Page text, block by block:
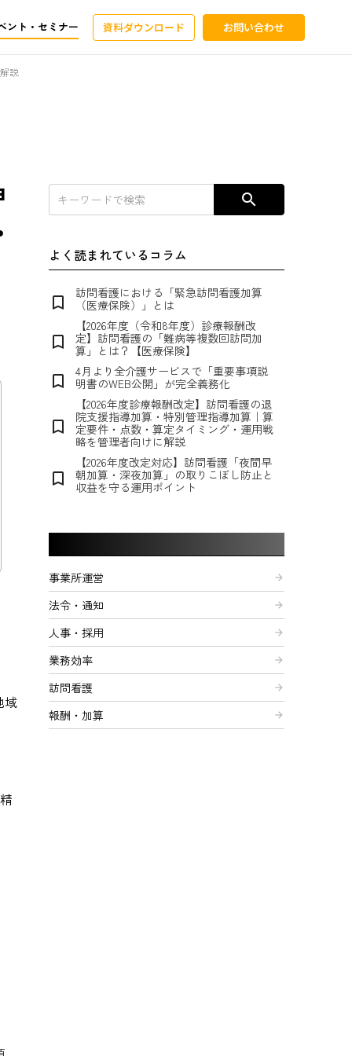
ント・セミナー 資料ダウンロード お問い合わせ
説
域
search
よく読まれているコラム
bookmark_border
訪問看護における「緊急訪問看護加算
（医療保険）」とは
bookmark_border
【2026年度（令和8年度）診療報酬改
定】訪問看護の「難病等複数回訪問加
算」とは？【医療保険】
bookmark_border
4月より全介護サービスで「重要事項説
明書のWEB公開」が完全義務化
bookmark_border
【2026年度診療報酬改定】訪問看護の退
院支援指導加算・特別管理指導加算｜算
定要件・点数・算定タイミング・運用戦
略を管理者向けに解説
bookmark_border
【2026年度改定対応】訪問看護「夜間早
朝加算・深夜加算」の取りこぼし防止と
収益を守る運用ポイント
事業所運営 arrow_forward
法令・通知 arrow_forward
人事・採用 arrow_forward
業務効率 arrow_forward
訪問看護 arrow_forward
報酬・加算 arrow_forward